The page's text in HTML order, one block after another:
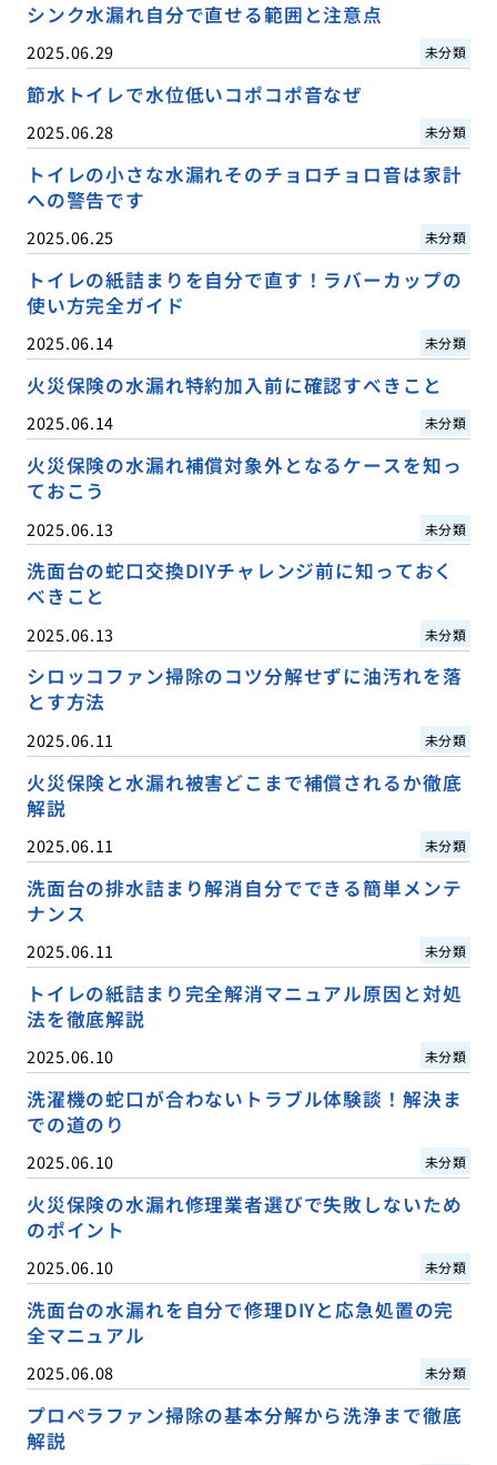
シンク水漏れ自分で直せる範囲と注意点
2025.06.29 未分類
節水トイレで水位低いコポコポ音なぜ
2025.06.28 未分類
トイレの小さな水漏れそのチョロチョロ音は家計
への警告です
2025.06.25 未分類
トイレの紙詰まりを自分で直す！ラバーカップの
使い方完全ガイド
2025.06.14 未分類
火災保険の水漏れ特約加入前に確認すべきこと
2025.06.14 未分類
火災保険の水漏れ補償対象外となるケースを知っ
ておこう
2025.06.13 未分類
洗面台の蛇口交換DIYチャレンジ前に知っておく
べきこと
2025.06.13 未分類
シロッコファン掃除のコツ分解せずに油汚れを落
とす方法
2025.06.11 未分類
火災保険と水漏れ被害どこまで補償されるか徹底
解説
2025.06.11 未分類
洗面台の排水詰まり解消自分でできる簡単メンテ
ナンス
2025.06.11 未分類
トイレの紙詰まり完全解消マニュアル原因と対処
法を徹底解説
2025.06.10 未分類
洗濯機の蛇口が合わないトラブル体験談！解決ま
での道のり
2025.06.10 未分類
火災保険の水漏れ修理業者選びで失敗しないため
のポイント
2025.06.10 未分類
洗面台の水漏れを自分で修理DIYと応急処置の完
全マニュアル
2025.06.08 未分類
プロペラファン掃除の基本分解から洗浄まで徹底
解説